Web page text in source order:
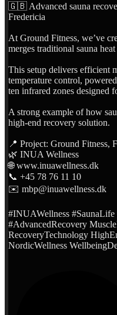
🇬🇧 Advanced sauna
Fredericia
At Ground Fitness, we’ve
merges traditional sauna
This setup delivers efficient
temperature control,
ten infrared zones designed
A strong example of how
high-end recovery solution.
📍 Project: Ground Fitness,
🌿 INUA Wellness
🌐 www.inuawellness.dk
📞 +45 78 76 11 10
✉️ mbp@inuawellness.dk
#INUAWellness #SaunaLife
#AdvancedRecovery
RecoveryTechnology
NordicWellness